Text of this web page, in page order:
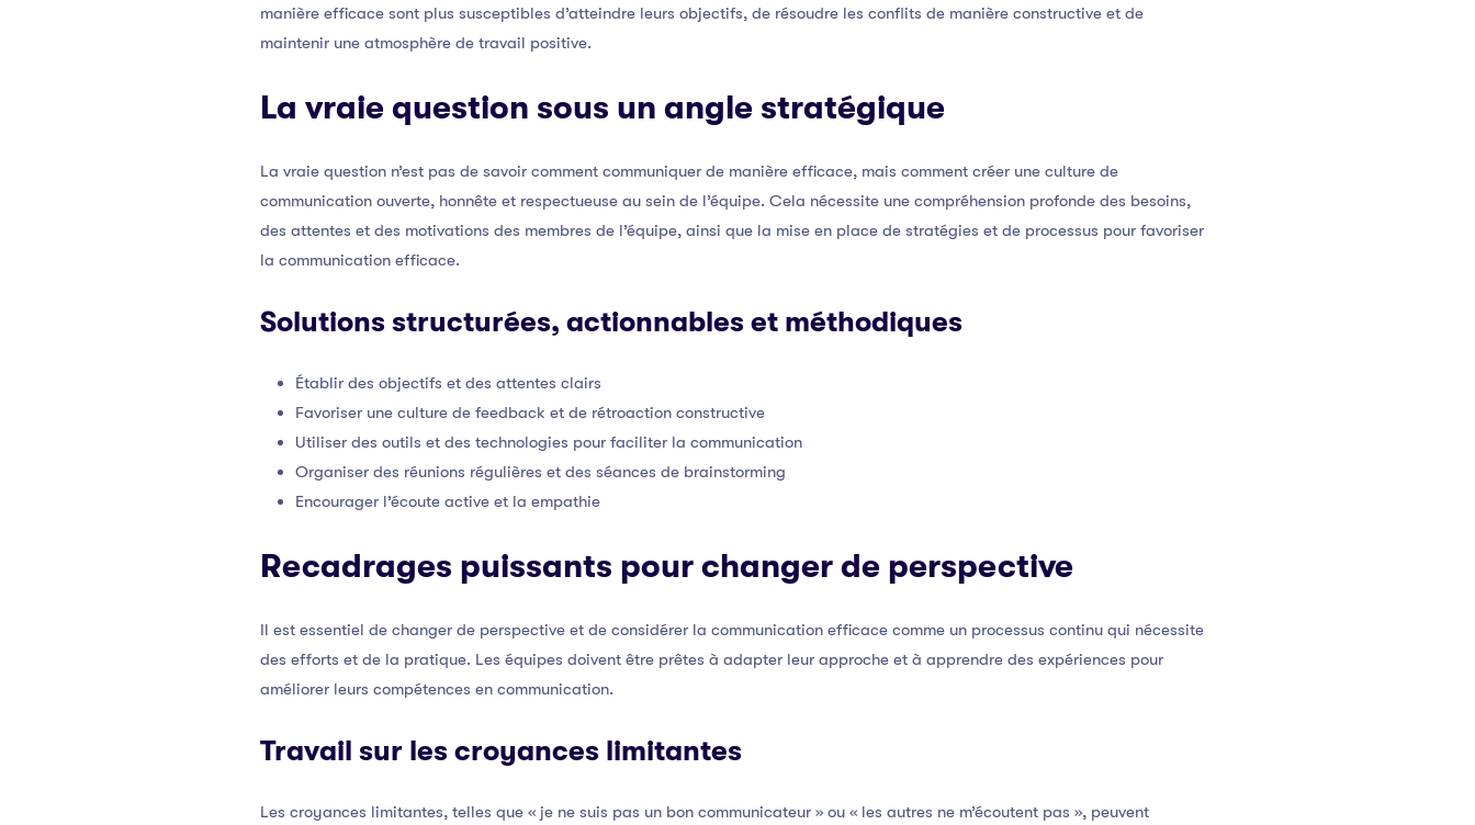
manière efficace sont plus susceptibles d’atteindre leurs objectifs, de résoudre les conflits de manière constructive et de
maintenir une atmosphère de travail positive.
La vraie question sous un angle stratégique
La vraie question n’est pas de savoir comment communiquer de manière efficace, mais comment créer une culture de
communication ouverte, honnête et respectueuse au sein de l’équipe. Cela nécessite une compréhension profonde des besoins,
des attentes et des motivations des membres de l’équipe, ainsi que la mise en place de stratégies et de processus pour favoriser
la communication efficace.
Solutions structurées, actionnables et méthodiques
Établir des objectifs et des attentes clairs
Favoriser une culture de feedback et de rétroaction constructive
Utiliser des outils et des technologies pour faciliter la communication
Organiser des réunions régulières et des séances de brainstorming
Encourager l’écoute active et la empathie
Recadrages puissants pour changer de perspective
Il est essentiel de changer de perspective et de considérer la communication efficace comme un processus continu qui nécessite
des efforts et de la pratique. Les équipes doivent être prêtes à adapter leur approche et à apprendre des expériences pour
améliorer leurs compétences en communication.
Travail sur les croyances limitantes
Les croyances limitantes, telles que « je ne suis pas un bon communicateur » ou « les autres ne m’écoutent pas », peuvent